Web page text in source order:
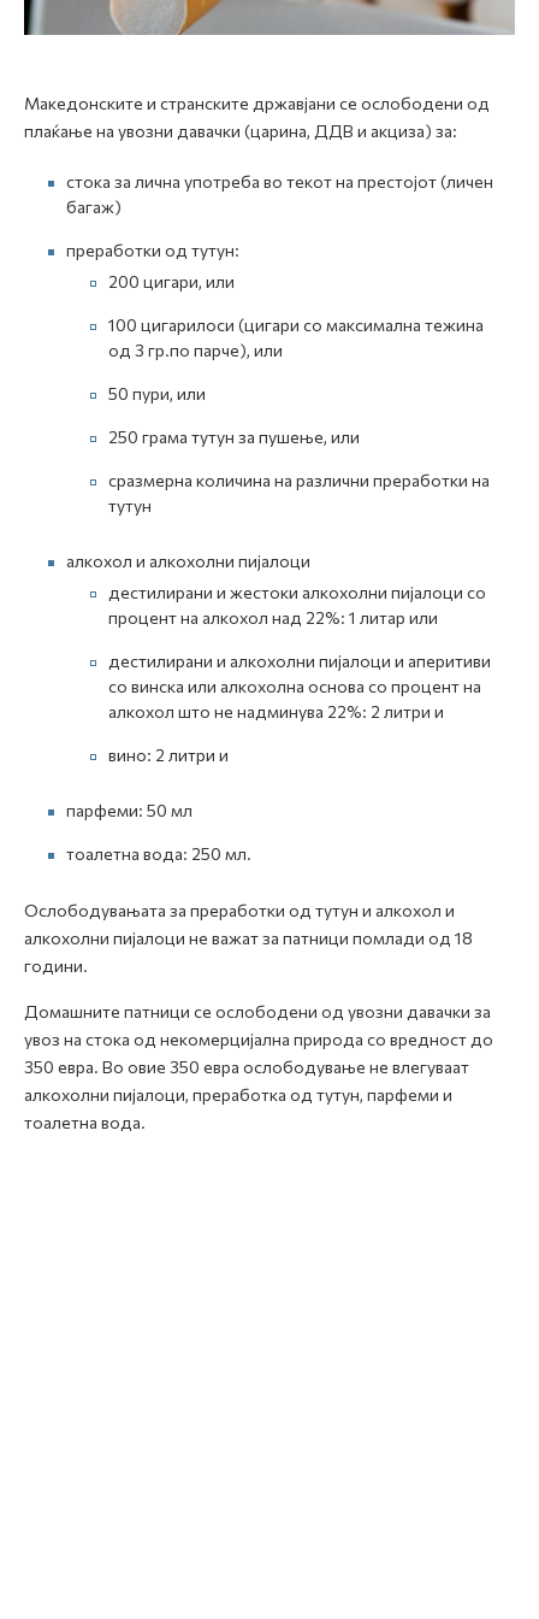
Mакедонските и странските државјани се ослободени од
плаќање на увозни давачки (царина, ДДВ и акциза) за:
стока за лична употреба во текот на престојот (личен
багаж)
преработки од тутун:
200 цигари, или
100 цигарилоси (цигари со максимална тежина
од 3 гр.по парче), или
50 пури, или
250 грама тутун за пушење, или
сразмерна количина на различни преработки на
тутун
алкохол и алкохолни пијалоци
дестилирани и жестоки алкохолни пијалоци со
процент на алкохол над 22%: 1 литар или
дестилирани и алкохолни пијалоци и аперитиви
со винска или алкохолна основа со процент на
алкохол што не надминува 22%: 2 литри и
вино: 2 литри и
парфеми: 50 мл
тоалетна вода: 250 мл.
Ослободувањата за преработки од тутун и алкохол и
алкохолни пијалоци не важат за патници помлади од 18
години.
Домашните патници се ослободени од увозни давачки за
увоз на стока од некомерцијална природа со вредност до
350 евра. Во овие 350 евра ослободување не влегуваат
алкохолни пијалоци, преработка од тутун, парфеми и
тоалетна вода.